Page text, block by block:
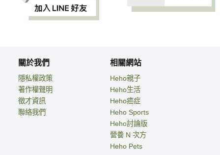
關於我們
隱私權政策
著作權聲明
徵才資訊
聯絡我們
相關網站
Heho親子
Heho生活
Heho癌症
Heho Sports
Heho討論版
營養 N 次方
Heho Pets